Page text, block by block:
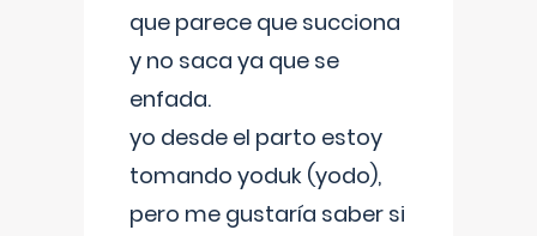
que parece que succiona
y no saca ya que se
enfada.
yo desde el parto estoy
tomando yoduk (yodo),
pero me gustaría saber si